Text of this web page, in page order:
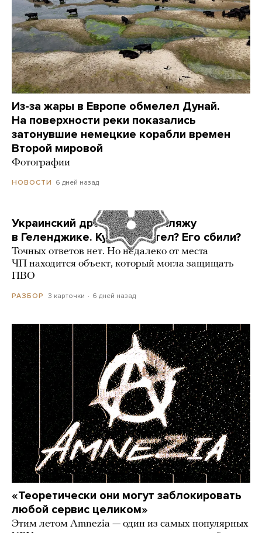
Из-за жары в Европе обмелел Дунай.
На поверхности реки показались
затонувшие немецкие корабли времен
Второй мировой
Фотографии
НОВОСТИ 6 дней назад
Украинский дрон попал по пляжу
в Геленджике. Куда он летел? Его сбили?
Точных ответов нет. Но недалеко от места
ЧП находится объект, который могла защищать
ПВО
РАЗБОР 3 карточки 6 дней назад
«Теоретически они могут заблокировать
любой сервис целиком»
Этим летом Amnezia — один из самых популярных